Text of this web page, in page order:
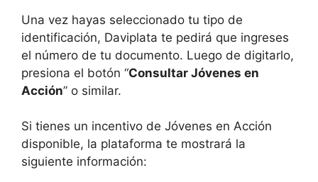
Una vez hayas seleccionado tu tipo de
identificación, Daviplata te pedirá que ingreses
el número de tu documento. Luego de digitarlo,
presiona el botón “Consultar Jóvenes en
Acción” o similar.
Si tienes un incentivo de Jóvenes en Acción
disponible, la plataforma te mostrará la
siguiente información: